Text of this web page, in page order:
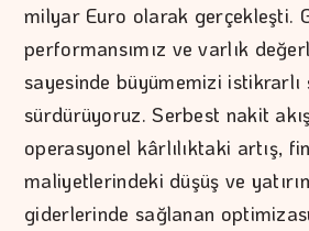
milyar Euro olarak gerçekleşti.
performansımız ve varlık
sayesinde büyümemizi istikrarlı
sürdürüyoruz. Serbest nakit
operasyonel kârlılıktaki artış,
maliyetlerindeki düşüş ve
giderlerinde sağlanan